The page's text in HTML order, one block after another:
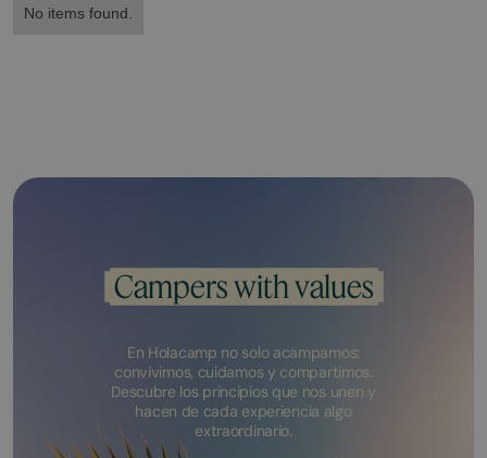
No items found.
Campers with values
En Holacamp no solo acampamos:
convivimos, cuidamos y compartimos.
Descubre los principios que nos unen y
hacen de cada experiencia algo
extraordinario.